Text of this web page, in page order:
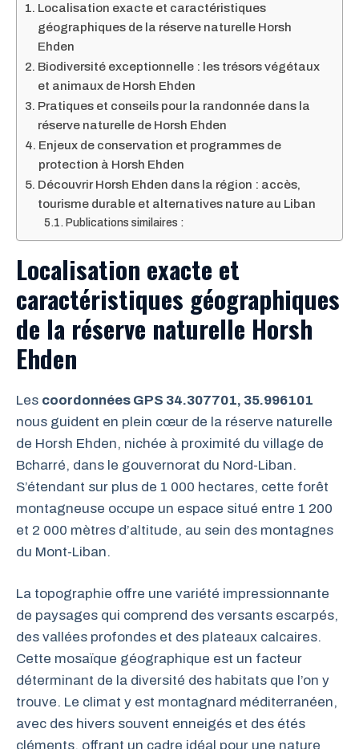
Localisation exacte et caractéristiques
géographiques de la réserve naturelle Horsh
Ehden
Biodiversité exceptionnelle : les trésors végétaux
et animaux de Horsh Ehden
Pratiques et conseils pour la randonnée dans la
réserve naturelle de Horsh Ehden
Enjeux de conservation et programmes de
protection à Horsh Ehden
Découvrir Horsh Ehden dans la région : accès,
tourisme durable et alternatives nature au Liban
Publications similaires :
Localisation exacte et
caractéristiques géographiques
de la réserve naturelle Horsh
Ehden
Les coordonnées GPS 34.307701, 35.996101
nous guident en plein cœur de la réserve naturelle
de Horsh Ehden, nichée à proximité du village de
Bcharré, dans le gouvernorat du Nord-Liban.
S’étendant sur plus de 1 000 hectares, cette forêt
montagneuse occupe un espace situé entre 1 200
et 2 000 mètres d’altitude, au sein des montagnes
du Mont-Liban.
La topographie offre une variété impressionnante
de paysages qui comprend des versants escarpés,
des vallées profondes et des plateaux calcaires.
Cette mosaïque géographique est un facteur
déterminant de la diversité des habitats que l’on y
trouve. Le climat y est montagnard méditerranéen,
avec des hivers souvent enneigés et des étés
cléments, offrant un cadre idéal pour une nature